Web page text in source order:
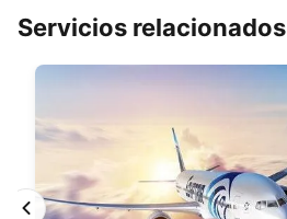
Servicios relacionados